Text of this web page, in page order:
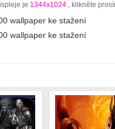
je 1344x1024 , klikněte
wallpaper ke stažení
wallpaper ke stažení